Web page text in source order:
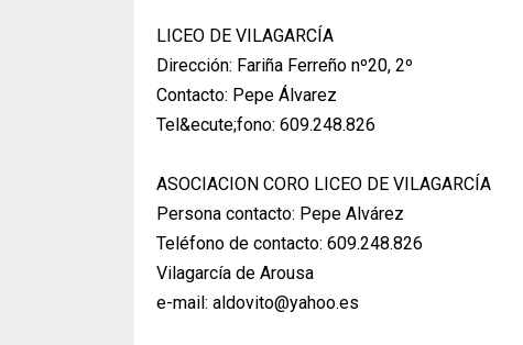
LICEO DE VILAGARCÍA
Dirección: Fariña Ferreño nº20, 2º
Contacto: Pepe Álvarez
Tel&ecute;fono: 609.248.826
ASOCIACION CORO LICEO DE VILAGARCÍA
Persona contacto: Pepe Alvárez
Teléfono de contacto: 609.248.826
Vilagarcía de Arousa
e-mail: aldovito@yahoo.es